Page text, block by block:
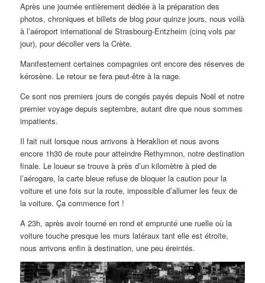
Après une journée entièrement dédiée à la préparation des
photos, chroniques et billets de blog pour quinze jours, nous voilà
à l’aéroport international de Strasbourg-Entzheim (cinq vols par
jour), pour décoller vers la Crète.
Manifestement certaines compagnies ont encore des réserves de
kérosène. Le retour se fera peut-être à la nage.
Ce sont nos premiers jours de congés payés depuis Noël et notre
premier voyage depuis septembre, autant dire que nous sommes
impatients.
Il fait nuit lorsque nous arrivons à Heraklion et nous avons
encore 1h30 de route pour atteindre Rethymnon, notre destination
finale. Le loueur se trouve à près d’un kilomètre à pied de
l’aérogare, la carte bleue refuse de bloquer la caution pour la
voiture et une fois sur la route, impossible d’allumer les feux de
la voiture. Ça commence fort !
A 23h, après avoir tourné en rond et emprunté une ruelle où la
voiture touche presque les murs latéraux tant elle est étroite,
nous arrivons enfin à destination, une peu éreintés.